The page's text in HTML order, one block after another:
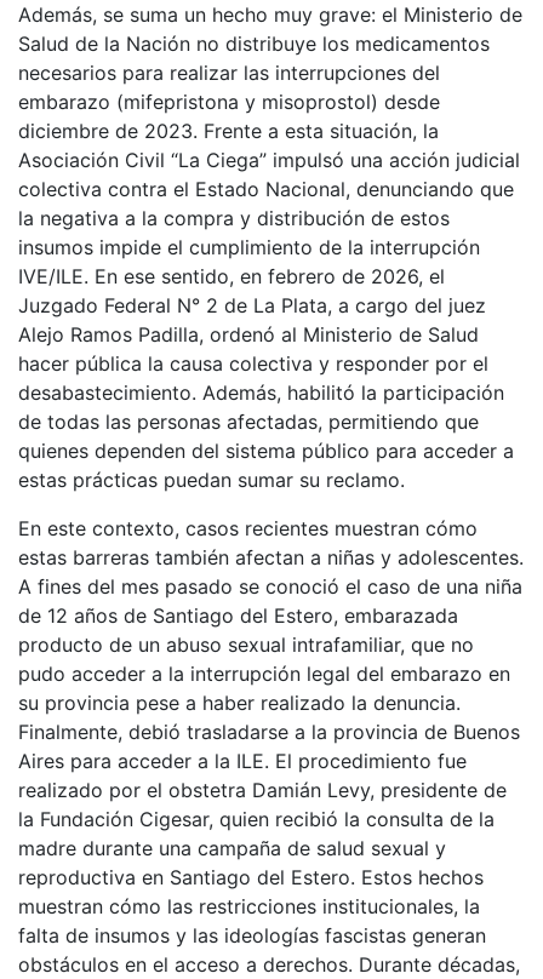
Además, se suma un hecho muy grave: el Ministerio de
Salud de la Nación no distribuye los medicamentos
necesarios para realizar las interrupciones del
embarazo (mifepristona y misoprostol) desde
diciembre de 2023. Frente a esta situación, la
Asociación Civil “La Ciega” impulsó una acción judicial
colectiva contra el Estado Nacional, denunciando que
la negativa a la compra y distribución de estos
insumos impide el cumplimiento de la interrupción
IVE/ILE. En ese sentido, en febrero de 2026, el
Juzgado Federal N° 2 de La Plata, a cargo del juez
Alejo Ramos Padilla, ordenó al Ministerio de Salud
hacer pública la causa colectiva y responder por el
desabastecimiento. Además, habilitó la participación
de todas las personas afectadas, permitiendo que
quienes dependen del sistema público para acceder a
estas prácticas puedan sumar su reclamo.
En este contexto, casos recientes muestran cómo
estas barreras también afectan a niñas y adolescentes.
A fines del mes pasado se conoció el caso de una niña
de 12 años de Santiago del Estero, embarazada
producto de un abuso sexual intrafamiliar, que no
pudo acceder a la interrupción legal del embarazo en
su provincia pese a haber realizado la denuncia.
Finalmente, debió trasladarse a la provincia de Buenos
Aires para acceder a la ILE. El procedimiento fue
realizado por el obstetra Damián Levy, presidente de
la Fundación Cigesar, quien recibió la consulta de la
madre durante una campaña de salud sexual y
reproductiva en Santiago del Estero. Estos hechos
muestran cómo las restricciones institucionales, la
falta de insumos y las ideologías fascistas generan
obstáculos en el acceso a derechos. Durante décadas,